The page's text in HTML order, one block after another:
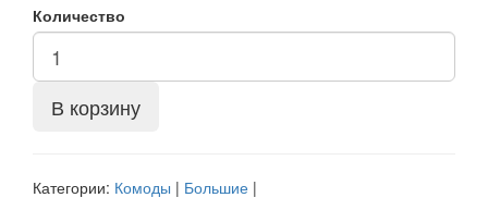
Количество
В корзину
Категории: Комоды | Большие |